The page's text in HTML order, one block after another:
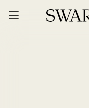
Ordenar por